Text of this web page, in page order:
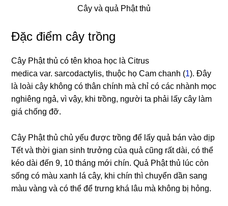
Cây và quả Phật thủ
Đặc điểm cây trồng
Cây Phật thủ có tên khoa học là Citrus
medica var. sarcodactylis, thuộc họ Cam chanh (1). Đây
là loài cây không có thân chính mà chỉ có các nhành mọc
nghiêng ngả, vì vậy, khi trồng, người ta phải lấy cây làm
giá chống đỡ.
Cây Phật thủ chủ yếu được trồng để lấy quả bán vào dịp
Tết và thời gian sinh trưởng của quả cũng rất dài, có thể
kéo dài đến 9, 10 tháng mới chín. Quả Phật thủ lúc còn
sống có màu xanh lá cây, khi chín thì chuyển dần sang
màu vàng và có thể để trưng khá lâu mà không bị hỏng.